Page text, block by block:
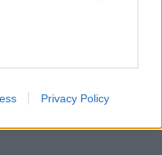
storage
Privacy Policy